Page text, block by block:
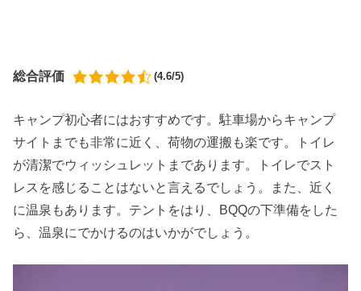
総合評価 (4.6/5)
キャンプ初心者にはおすすめです。駐車場からキャンプ
サイトまでも非常に近く、荷物の運搬も楽です。トイレ
が清潔でウィッシュレットまであります。トイレでスト
レスを感じることはないと言えるでしょう。また、近く
に温泉もあります。テントをはり、BQQの下準備をした
ら、温泉にでかけるのはいかがでしょう。